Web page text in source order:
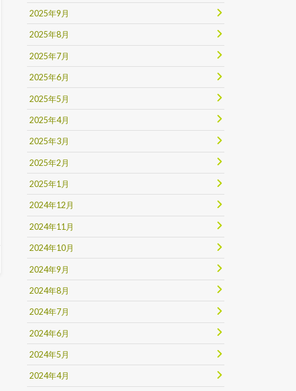
2025年9月
2025年8月
2025年7月
2025年6月
2025年5月
2025年4月
2025年3月
2025年2月
2025年1月
2024年12月
2024年11月
2024年10月
2024年9月
2024年8月
2024年7月
2024年6月
2024年5月
2024年4月